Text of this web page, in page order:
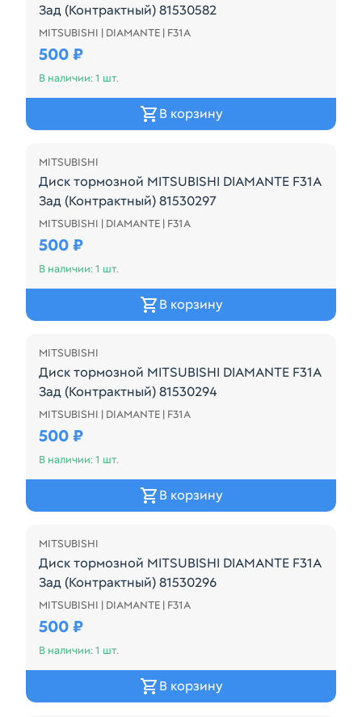
Зад (Контрактный) 81530582
Диск тормозной MITSUBISHI DIAMANTE F31A Зад
MITSUBISHI | DIAMANTE | F31A
500 ₽
В наличии: 1 шт.
В корзину
MITSUBISHI
Диск тормозной MITSUBISHI DIAMANTE F31A
Зад (Контрактный) 81530297
Диск тормозной MITSUBISHI DIAMANTE F31A Зад
MITSUBISHI | DIAMANTE | F31A
500 ₽
В наличии: 1 шт.
В корзину
MITSUBISHI
Диск тормозной MITSUBISHI DIAMANTE F31A
Зад (Контрактный) 81530294
Диск тормозной MITSUBISHI DIAMANTE F31A Зад
MITSUBISHI | DIAMANTE | F31A
500 ₽
В наличии: 1 шт.
В корзину
MITSUBISHI
Диск тормозной MITSUBISHI DIAMANTE F31A
Зад (Контрактный) 81530296
Диск тормозной MITSUBISHI DIAMANTE F31A Зад
MITSUBISHI | DIAMANTE | F31A
500 ₽
В наличии: 1 шт.
В корзину